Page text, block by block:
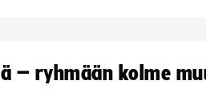
– ryhmään kolme